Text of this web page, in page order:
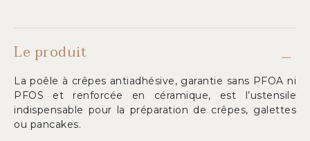
Le produit
La poêle à crêpes antiadhésive, garantie sans PFOA ni
PFOS et renforcée en céramique, est l’ustensile
indispensable pour la préparation de crêpes, galettes
ou pancakes.